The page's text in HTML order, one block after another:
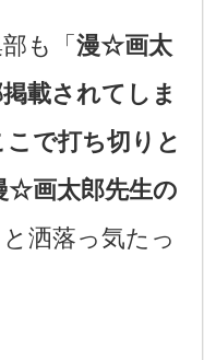
も「漫☆画太
載されてしま
で打ち切りと
☆画太郎先生の
と洒落っ気たっ